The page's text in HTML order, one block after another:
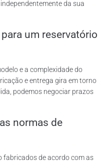
da sua
um reservatório
e a complexidade do
e entrega gira em torno
podemos negociar prazos
normas de
fabricados de acordo com as